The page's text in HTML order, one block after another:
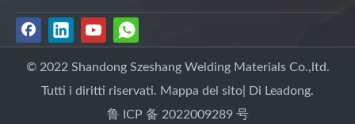
© 2022 Shandong Szeshang Welding Materials Co.,ltd.
Tutti i diritti riservati. Mappa del sito | Di Leadong.
鲁 ICP 备 2022009289 号